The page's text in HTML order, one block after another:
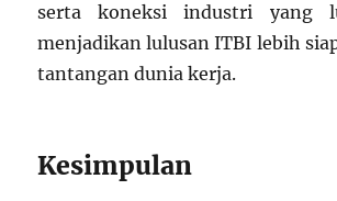
serta koneksi industri yang
menjadikan lulusan ITBI lebih
tantangan dunia kerja.
Kesimpulan